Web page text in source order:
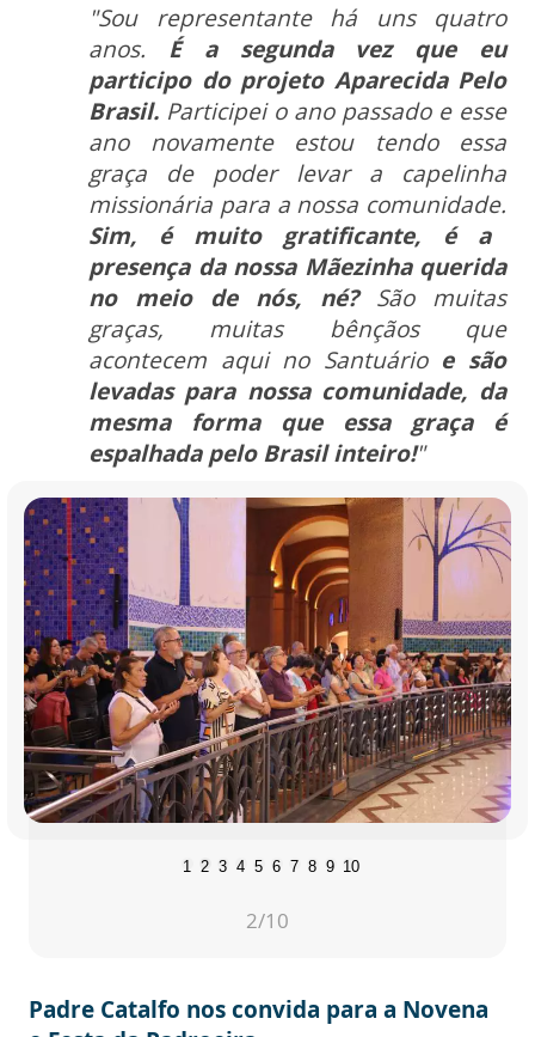
"Sou representante há uns quatro
anos. É a segunda vez que eu
participo do projeto Aparecida Pelo
Brasil. Participei o ano passado e esse
ano novamente estou tendo essa
graça de poder levar a capelinha
missionária para a nossa comunidade.
Sim, é muito gratificante, é a
presença da nossa Mãezinha querida
no meio de nós, né? São muitas
graças, muitas bênçãos que
acontecem aqui no Santuárioe são
levadas para nossa comunidade, da
mesma forma que essa graça é
espalhada pelo Brasil inteiro!"
1 2 3 4 5 6 7 8 9 10
2/10
Padre Catalfo nos convida para a Novena